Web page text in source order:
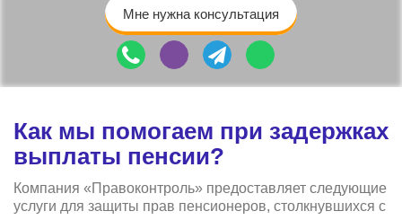
Мне нужна консультация
Как мы помогаем при задержках
выплаты пенсии?
Компания «Правоконтроль» предоставляет следующие
услуги для защиты прав пенсионеров, столкнувшихся с